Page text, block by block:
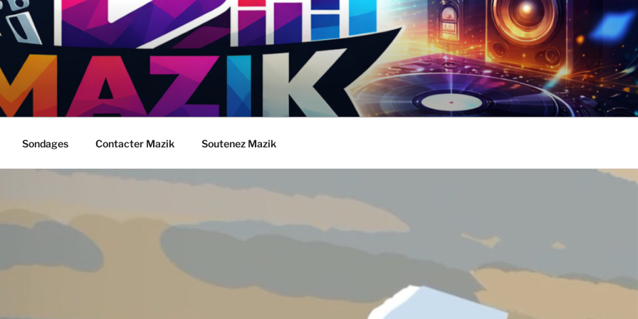
Sondages Contacter Mazik Soutenez Mazik